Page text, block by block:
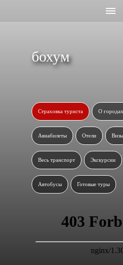
бохум
Страховка туриста О
Авиабилеты Отели Визы
Весь транспорт Экскурсии
Автобусы Готовые туры